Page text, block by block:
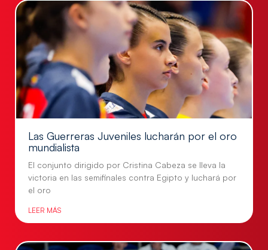
Las Guerreras Juveniles lucharán por el oro
mundialista
El conjunto dirigido por Cristina Cabeza se lleva la
victoria en las semifinales contra Egipto y luchará por
el oro
LEER MÁS